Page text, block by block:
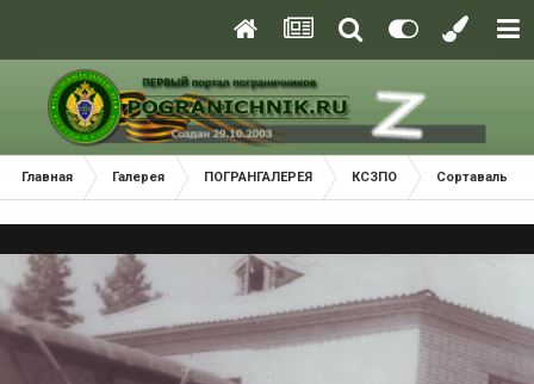
Главная Галерея ПОГРАНГАЛЕРЕЯ КСЗПО